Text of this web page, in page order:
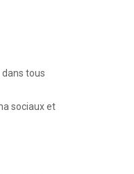
dans tous
sociaux et